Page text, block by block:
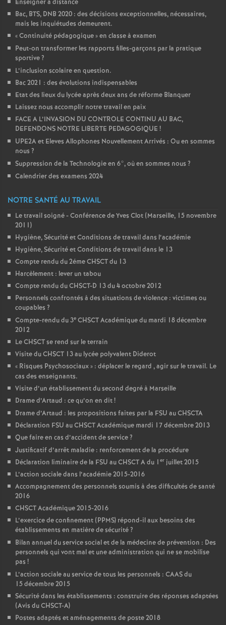
Enseigner à distance
Bac, BTS, DNB 2020 : des décisions exceptionnelles, nécessaires,
mais les inquiétudes demeurent.
«Continuité pédagogique» en classe à examen
Peut-on transformer les rapports filles-garçons par la pratique
sportive?
L’inclusion scolaire en question.
Bac 2021 : des évolutions indispensables
Etat des lieux du lycée après deux ans de réforme Blanquer
Laissez nous accomplir notre travail en paix
FACE A L’INVASION DU CONTROLE CONTINU AU BAC,
DEFENDONS NOTRE LIBERTE PEDAGOGIQUE !
UPE2A et Eleves Allophones Nouvellement Arrivés : Ou en sommes
nous ?
Suppression de la Technologie en 6°, où en sommes nous ?
Calendrier des examens 2024
NOTRE SANTÉ AU TRAVAIL
Le travail soigné - Conférence de Yves Clot (Marseille, 15 novembre
2011)
Hygiène, Sécurité et Conditions de travail dans l’académie
Hygiène, Sécurité et Conditions de travail dans le 13
Compte rendu du 2éme CHSCT du 13
Harcèlement : lever un tabou
Compte rendu du CHSCT-D 13 du 4 octobre 2012
Personnels confrontés à des situations de violence : victimes ou
coupables ?
Compte-rendu du 3e CHSCT Académique du mardi 18 décembre
2012
Le CHSCT se rend sur le terrain
Visite du CHSCT 13 au lycée polyvalent Diderot
« Risques Psychosociaux» : déplacer le regard , agir sur le travail. Le
cas des enseignants.
Visite d’un établissement du second degré à Marseille
Drame d’Artaud : ce qu’on en dit!
Drame d’Artaud : les propositions faites par la FSU au CHSCTA
Déclaration FSU au CHSCT Académique mardi 17 décembre 2013
Que faire en cas d’accident de service?
Justificatif d’arrêt maladie : renforcement de la procédure
Déclaration liminaire de la FSU au CHSCT A du 1 er juillet 2015
L’action sociale dans l’académie 2015-2016
Accompagnement des personnels soumis à des difficultés de santé
2016
CHSCT Académique 2015-2016
L’exercice de confinement (PPMS) répond-il aux besoins des
établissements en matière de sécurité?
Bilan annuel du service social et de la médecine de prévention : Des
personnels qui vont mal et une administration qui ne se mobilise
pas !
L’action sociale au service de tous les personnels : CAAS du
15 décembre 2015
Sécurité dans les établissements : construire des réponses adaptées
(Avis du CHSCT-A)
Postes adaptés et aménagements de poste 2018